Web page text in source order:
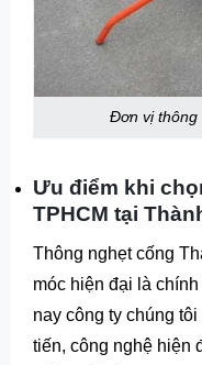
Đơn vị thông
Ưu điểm khi
TPHCM tại
Thông nghẹt cống
móc hiện đại là
nay công ty chúng
tiến, công nghệ hiện